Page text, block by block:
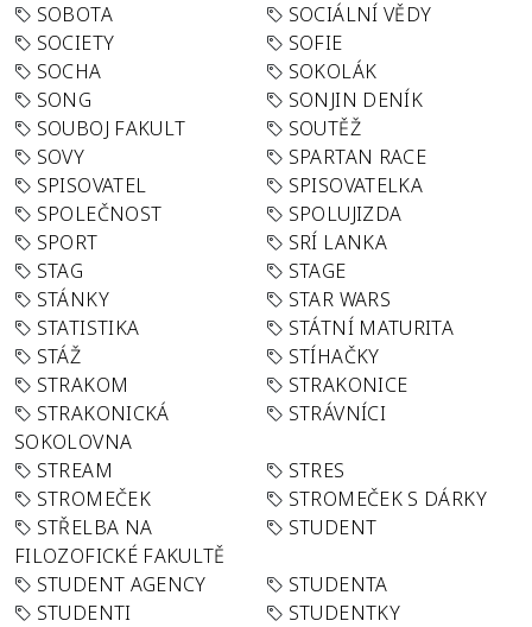
SOBOTA
SOCIÁLNÍ VĚDY
SOCIETY
SOFIE
SOCHA
SOKOLÁK
SONG
SONJIN DENÍK
SOUBOJ FAKULT
SOUTĚŽ
SOVY
SPARTAN RACE
SPISOVATEL
SPISOVATELKA
SPOLEČNOST
SPOLUJIZDA
SPORT
SRÍ LANKA
STAG
STAGE
STÁNKY
STAR WARS
STATISTIKA
STÁTNÍ MATURITA
STÁŽ
STÍHAČKY
STRAKOM
STRAKONICE
STRAKONICKÁ
SOKOLOVNA
STRÁVNÍCI
STREAM
STRES
STROMEČEK
STROMEČEK S DÁRKY
STŘELBA NA
FILOZOFICKÉ FAKULTĚ
STUDENT
STUDENT AGENCY
STUDENTA
STUDENTI
STUDENTKY